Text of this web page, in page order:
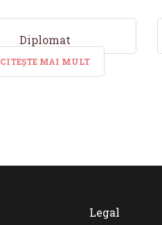
Diplomat
CITEȘTE MAI MULT
Legal